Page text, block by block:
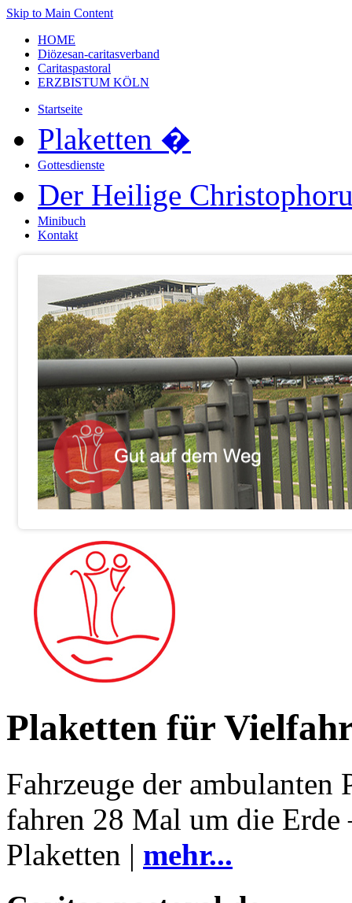
Skip to Main Content
HOME
Diözesan-caritasverband
Caritaspastoral
ERZBISTUM KÖLN
Startseite
Plaketten �
Gottesdienste
Der Heilige
Minibuch
Kontakt
Plaketten für
Fahrzeuge der
fahren 28 Mal um die
Plaketten | mehr...